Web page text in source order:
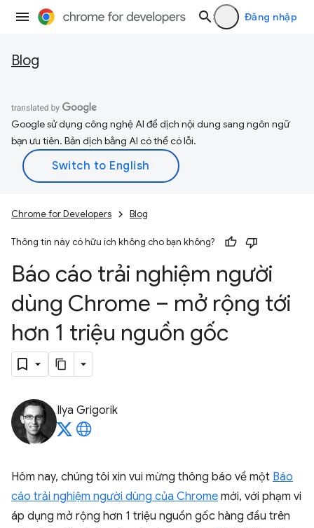
Đăng nhập
Blog
Google sử dụng công nghệ AI để dịch nội dung sang ngôn ngữ
bạn ưu tiên. Bản dịch bằng AI có thể có lỗi.
Chrome for Developers Blog
Thông tin này có hữu ích không cho bạn không?
Báo cáo trải nghiệm người
dùng Chrome – mở rộng tới
hơn 1 triệu nguồn gốc
Ilya Grigorik
Hôm nay, chúng tôi xin vui mừng thông báo về một Báo
cáo trải nghiệm người dùng của Chrome mới, với phạm vi
áp dụng mở rộng hơn 1 triệu nguồn gốc hàng đầu trên